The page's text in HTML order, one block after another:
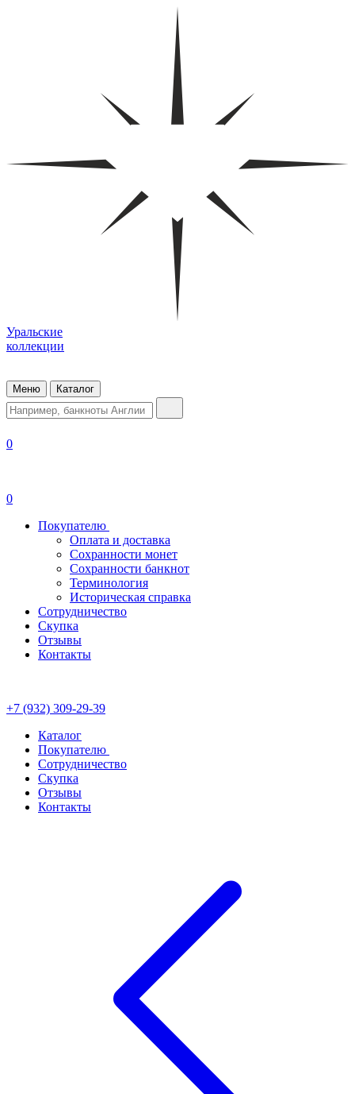
Уральские
коллекции
Меню Каталог
0
0
Покупателю
Оплата и доставка
Сохранности монет
Сохранности банкнот
Терминология
Историческая справка
Сотрудничество
Скупка
Отзывы
Контакты
+7 (932) 309-29-39
Каталог
Покупателю
Сотрудничество
Скупка
Отзывы
Контакты